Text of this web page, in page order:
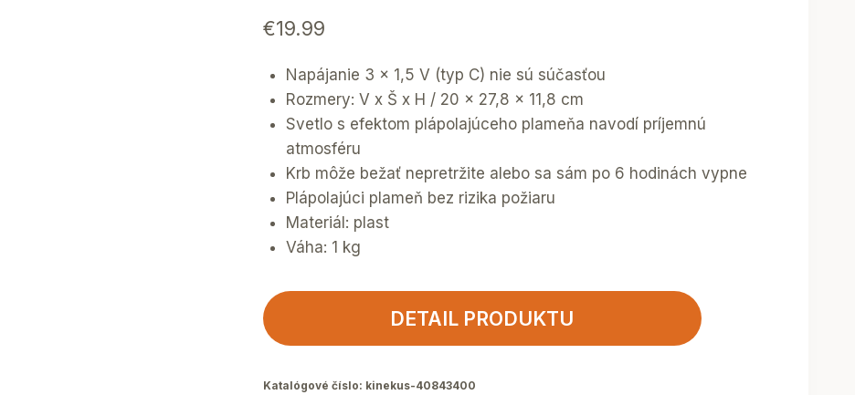
€19.99
Napájanie 3 x 1,5 V (typ C) nie sú súčasťou
Rozmery: V x Š x H / 20 x 27,8 x 11,8 cm
Svetlo s efektom plápolajúceho plameňa navodí príjemnú
atmosféru
Krb môže bežať nepretržite alebo sa sám po 6 hodinách vypne
Plápolajúci plameň bez rizika požiaru
Materiál: plast
Váha: 1 kg
DETAIL PRODUKTU
Katalógové číslo: kinekus-40843400